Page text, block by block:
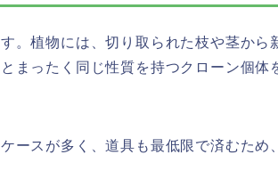
。植物には、切り取られた枝や茎から
まったく同じ性質を持つクローン個体
ースが多く、道具も最低限で済むため